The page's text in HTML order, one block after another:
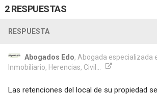
2 RESPUESTAS
RESPUESTA
Abogados Edo, Abogada especializada
Inmobiliario, Herencias, Civil...
Las retenciones del local de su propiedad